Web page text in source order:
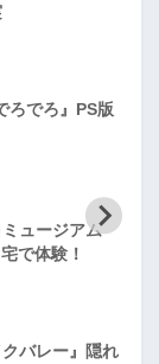
ろでろ』PS版
ュージアム
で体験！
バレー』隠れ